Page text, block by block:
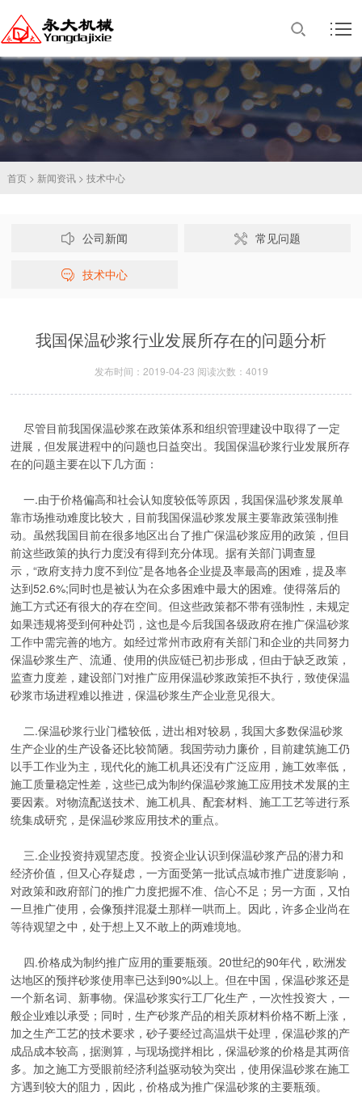
首页> 新闻资讯> 技术中心
公司新闻 常见问题
技术中心
我国保温砂浆行业发展所存在的问题分析
发布时间：2019-04-23 阅读次数：4019
尽管目前我国保温砂浆在政策体系和组织管理建设中取得了一定
进展，但发展进程中的问题也日益突出。我国保温砂浆行业发展所存
在的问题主要在以下几方面：
一.由于价格偏高和社会认知度较低等原因，我国保温砂浆发展单
靠市场推动难度比较大，目前我国保温砂浆发展主要靠政策强制推
动。虽然我国目前在很多地区出台了推广保温砂浆应用的政策，但目
前这些政策的执行力度没有得到充分体现。据有关部门调查显
示，“政府支持力度不到位”是各地各企业提及率最高的困难，提及率
达到52.6%;同时也是被认为在众多困难中最大的困难。使得落后的
施工方式还有很大的存在空间。但这些政策都不带有强制性，未规定
如果违规将受到何种处罚，这也是今后我国各级政府在推广保温砂浆
工作中需完善的地方。如经过常州市政府有关部门和企业的共同努力
保温砂浆生产、流通、使用的供应链已初步形成，但由于缺乏政策，
监查力度差，建设部门对推广应用保温砂浆政策拒不执行，致使保温
砂浆市场进程难以推进，保温砂浆生产企业意见很大。
二.保温砂浆行业门槛较低，进出相对较易，我国大多数保温砂浆
生产企业的生产设备还比较简陋。我国劳动力廉价，目前建筑施工仍
以手工作业为主，现代化的施工机具还没有广泛应用，施工效率低，
施工质量稳定性差，这些已成为制约保温砂浆施工应用技术发展的主
要因素。对物流配送技术、施工机具、配套材料、施工工艺等进行系
统集成研究，是保温砂浆应用技术的重点。
三.企业投资持观望态度。投资企业认识到保温砂浆产品的潜力和
经济价值，但又心存疑虑，一方面受第一批试点城市推广进度影响，
对政策和政府部门的推广力度把握不准、信心不足；另一方面，又怕
一旦推广使用，会像预拌混凝土那样一哄而上。因此，许多企业尚在
等待观望之中，处于想上又不敢上的两难境地。
四.价格成为制约推广应用的重要瓶颈。20世纪的90年代，欧洲发
达地区的预拌砂浆使用率已达到90%以上。但在中国，保温砂浆还是
一个新名词、新事物。保温砂浆实行工厂化生产，一次性投资大，一
般企业难以承受；同时，生产砂浆产品的相关原材料价格不断上涨，
加之生产工艺的技术要求，砂子要经过高温烘干处理，保温砂浆的产
成品成本较高，据测算，与现场搅拌相比，保温砂浆的价格是其两倍
多。加之施工方受眼前经济利益驱动较为突出，使用保温砂浆在施工
方遇到较大的阻力，因此，价格成为推广保温砂浆的主要瓶颈。